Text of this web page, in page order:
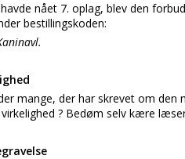
nået 7. oplag, blev den
bestillingskoden:
mange, der har skrevet om den
? Bedøm selv kære